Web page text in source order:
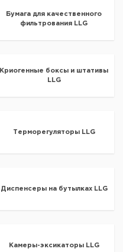
Бумага для качественного
фильтрования LLG
Криогенные боксы и штативы
LLG
Терморегуляторы LLG
Диспенсеры на бутылках LLG
Камеры-эксикаторы LLG